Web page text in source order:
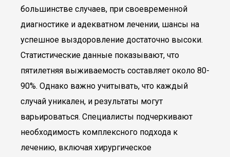
большинстве случаев, при своевременной
диагностике и адекватном лечении, шансы на
успешное выздоровление достаточно высоки.
Статистические данные показывают, что
пятилетняя выживаемость составляет около 80-
90%. Однако важно учитывать, что каждый
случай уникален, и результаты могут
варьироваться. Специалисты подчеркивают
необходимость комплексного подхода к
лечению, включая хирургическое